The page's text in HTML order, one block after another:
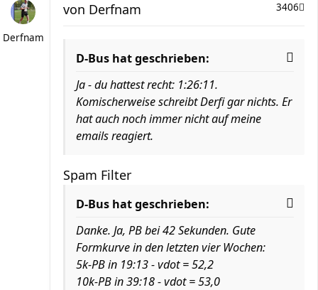
Derfnam
3406
von Derfnam
D-Bus hat geschrieben:
Ja - du hattest recht: 1:26:11.
Komischerweise schreibt Derfi gar nichts. Er
hat auch noch immer nicht auf meine
emails reagiert.
Spam Filter
D-Bus hat geschrieben:
Danke. Ja, PB bei 42 Sekunden. Gute
Formkurve in den letzten vier Wochen:
5k-PB in 19:13 - vdot = 52,2
10k-PB in 39:18 - vdot = 53,0